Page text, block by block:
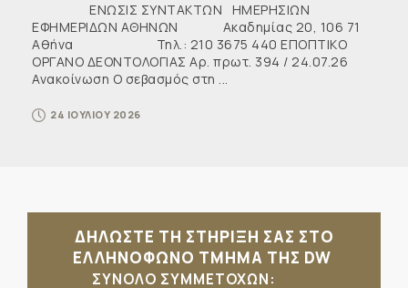
ΕΝΩΣΙΣ ΣΥΝΤΑΚΤΩΝ ΗΜΕΡΗΣΙΩΝ
ΕΦΗΜΕΡΙΔΩΝ ΑΘΗΝΩΝ Ακαδημίας 20, 106 71
Αθήνα Τηλ.: 210 3675 440 ΕΠΟΠΤΙΚΟ
ΟΡΓΑΝΟ ΔΕΟΝΤΟΛΟΓΙΑΣ Αρ. πρωτ. 394 / 24.07.26
Ανακοίνωση Ο σεβασμός στη ...
24 ΙΟΥΛΙΟΥ 2026
ΔΗΛΩΣΤΕ ΤΗ ΣΤΗΡΙΞΗ ΣΑΣ ΣΤΟ
ΕΛΛΗΝΟΦΩΝΟ ΤΜΗΜΑ ΤΗΣ DW
ΣΥΝΟΛΟ ΣΥΜΜΕΤΟΧΩΝ: